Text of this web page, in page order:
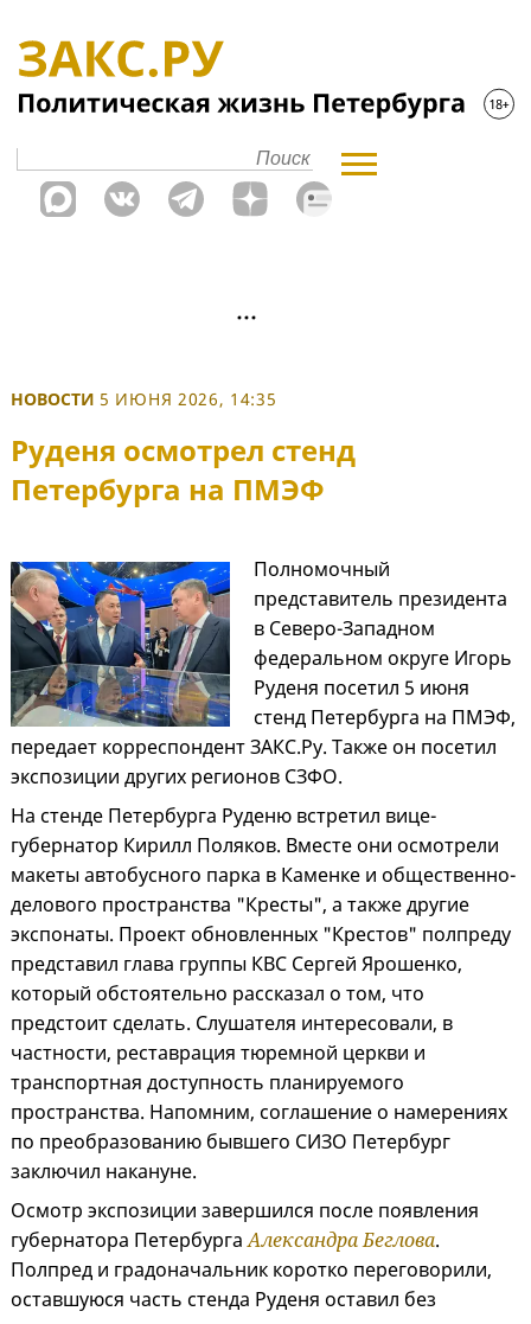
НОВОСТИ 5 ИЮНЯ 2026, 14:35
Руденя осмотрел стенд
Петербурга на ПМЭФ
Полномочный
представитель президента
в Северо-Западном
федеральном округе Игорь
Руденя посетил 5 июня
стенд Петербурга на ПМЭФ,
передает корреспондент ЗАКС.Ру. Также он посетил
экспозиции других регионов СЗФО.
На стенде Петербурга Руденю встретил вице-
губернатор Кирилл Поляков. Вместе они осмотрели
макеты автобусного парка в Каменке и общественно-
делового пространства "Кресты", а также другие
экспонаты. Проект обновленных "Крестов" полпреду
представил глава группы КВС Сергей Ярошенко,
который обстоятельно рассказал о том, что
предстоит сделать. Слушателя интересовали, в
частности, реставрация тюремной церкви и
транспортная доступность планируемого
пространства. Напомним, соглашение о намерениях
по преобразованию бывшего СИЗО Петербург
заключил накануне.
Осмотр экспозиции завершился после появления
губернатора ПетербургаАлександра Беглова.
Полпред и градоначальник коротко переговорили,
оставшуюся часть стенда Руденя оставил без